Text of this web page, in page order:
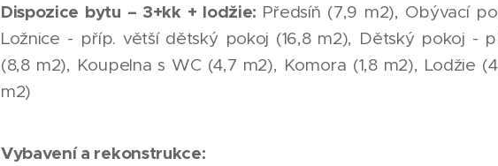
Dispozice bytu – 3+kk + lodžie: Předsíň (7,9 m2), Obývací
Ložnice - příp. větší dětský pokoj (16,8 m2), Dětský pokoj -
(8,8 m2), Koupelna s WC (4,7 m2), Komora (1,8 m2), Lodžie
m2)
Vybavení a rekonstrukce: